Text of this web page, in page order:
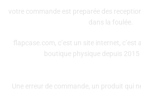
votre commande est preparée des
dans la foulée.
flapcase.com, c’est un site internet,
boutique physique depuis 2015
Une erreur de commande, un produit qui